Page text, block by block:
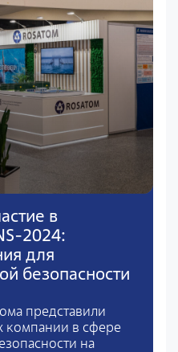
в
2024:
для
безопасности
представили
компании в сфере
на